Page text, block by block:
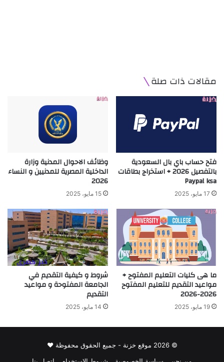
مقالات ذات صلة
فتح حساب باي بال السعودية
بالتفصيل 2026 + استخراج بطاقات
Paypal ksa
17 مايو، 2025
وظائف الاحوال المدنية وزارة
الداخلية المصرية للمدنيين و النساء
2026
15 مايو، 2025
ما هى كليات التعليم المفتوح +
مواعيد التقديم للتعليم المفتوح
2026-2026
19 مايو، 2025
شروط و كيفية التقديم في
الجامعة المفتوحة و مواعيد
التقديم
14 مايو، 2025
© 2026 موقع خزنة - جميع الحقوق محفوظة ♥